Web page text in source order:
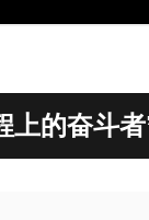
上的奋斗